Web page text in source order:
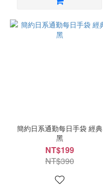
簡約日系通勤每日手袋 經典
黑
NT$199
NT$390